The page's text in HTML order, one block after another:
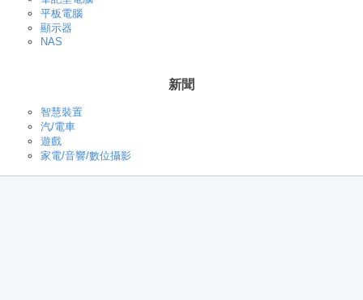
平板電腦
顯示器
NAS
新聞
智慧裝置
汽/電車
遊戲
家電/音響/數位攝影